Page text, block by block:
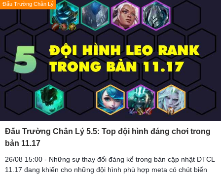
Đấu Trường Chân Lý
Đấu Trường Chân Lý 5.5: Top đội hình đáng chơi trong
bản 11.17
26/08 15:00 - Những sự thay đổi đáng kể trong bản cập nhật DTCL
11.17 đang khiến cho những đội hình phù hợp meta có chút biến